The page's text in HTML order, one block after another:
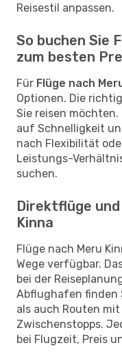
Reisestil anpassen.
So buchen Sie
zum besten
Für Flüge nach
Optionen. Die
Sie reisen möchten.
auf Schnelligkeit
nach Flexibilität
Leistungs-
suchen.
Direktflüge
Kinna
Flüge nach Meru
Wege verfügbar.
bei der
Abflughafen finden
als auch Routen
Zwischenstopps.
bei Flugzeit, Preis